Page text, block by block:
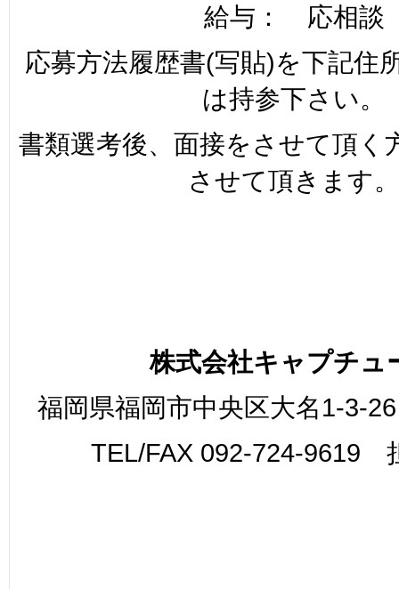
給与： 応相談
応募方法履歴書(写貼)を下記住
は持参下さい。
書類選考後、面接をさせて頂く
させて頂きます。
株式会社キャプチュ
福岡県福岡市中央区大名1-3-
TEL/FAX 092-724-9619